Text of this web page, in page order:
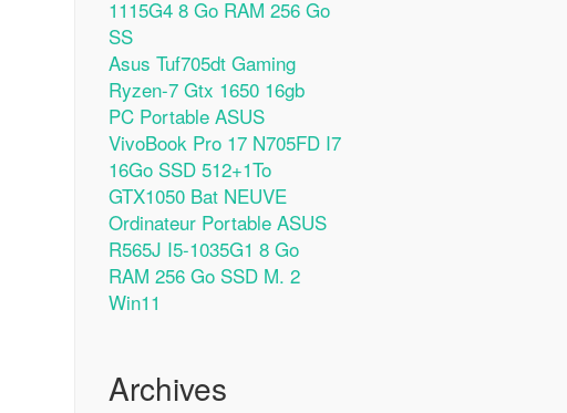
1115G4 8 Go RAM 256 Go
SS
Asus Tuf705dt Gaming
Ryzen-7 Gtx 1650 16gb
PC Portable ASUS
VivoBook Pro 17 N705FD I7
16Go SSD 512+1To
GTX1050 Bat NEUVE
Ordinateur Portable ASUS
R565J I5-1035G1 8 Go
RAM 256 Go SSD M. 2
Win11
Archives